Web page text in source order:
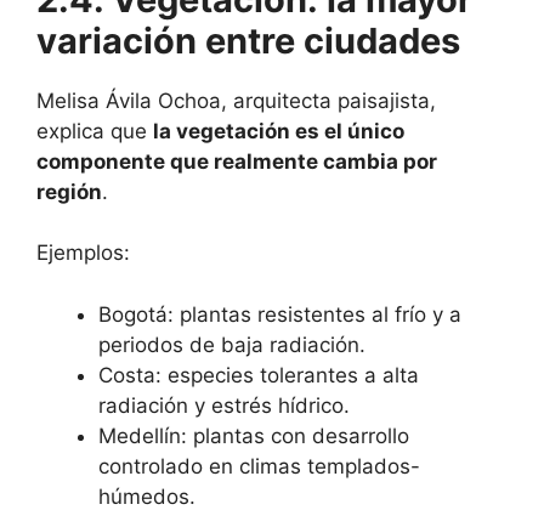
variación entre ciudades
Melisa Ávila Ochoa, arquitecta paisajista,
explica que la vegetación es el único
componente que realmente cambia por
región.
Ejemplos:
Bogotá: plantas resistentes al frío y a
periodos de baja radiación.
Costa: especies tolerantes a alta
radiación y estrés hídrico.
Medellín: plantas con desarrollo
controlado en climas templados-
húmedos.